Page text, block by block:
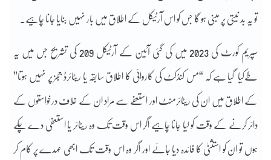
تو یہ بد نیتی پر مبنی ہو گا جس کو اس آرٹیکل کے اطلاق میں بار نہیں بنایا جانا چاہیے۔
سپریم کورٹ کی 2023 میں کی گئی آئین کے آرٹیکل 209 کی تشریح جس میں یہ
طےکیا گیا ہے کہ “مس کنڈکٹ کی کاروائی کا اطلاق سابقہ یا ریٹائرڈ ججز پر نہیں ہوتا”
کے اطلاق میں ان کی ریٹائرمنٹ اور استعفے سے مراد ان کے خلاف درخواستوں کے
دائر کرنے کے وقت کو لیا جانا چاہیے اگر اس وقت تک وہ ریٹائر یا استعفیٰ دے چکے
ہوں تو ان کو استثنیٰ کا فائدہ دیا جائے اور اگر وہ اس وقت تک ابھی عہدے پر کام کر